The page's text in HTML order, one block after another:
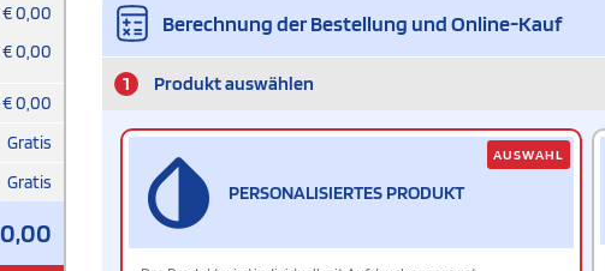
€0,00
€0,00
€0,00
Gratis
Gratis
0,00
Berechnung der Bestellung und Online-Kauf
1 Produkt auswählen
PERSONALISIERTES PRODUKT
AUSWAHL